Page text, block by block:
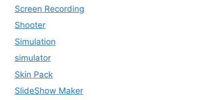
Screen Recording
Shooter
Simulation
simulator
Skin Pack
SlideShow Maker